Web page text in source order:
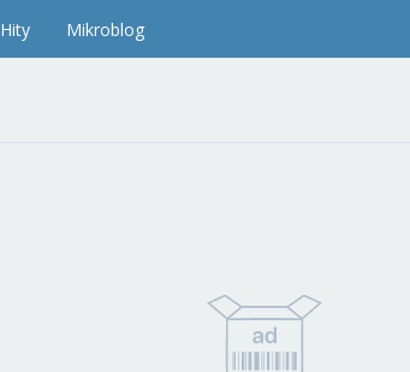
Hity Mikroblog